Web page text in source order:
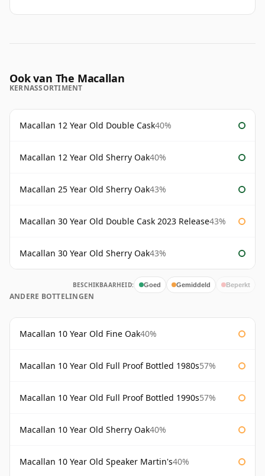
Ook van The Macallan
KERNASSORTIMENT
Macallan 12 Year Old Double Cask40%
Macallan 12 Year Old Sherry Oak40%
Macallan 25 Year Old Sherry Oak43%
Macallan 30 Year Old Double Cask 2023 Release43%
Macallan 30 Year Old Sherry Oak43%
BESCHIKBAARHEID: Goed Gemiddeld Beperkt
ANDERE BOTTELINGEN
Macallan 10 Year Old Fine Oak40%
Macallan 10 Year Old Full Proof Bottled 1980s57%
Macallan 10 Year Old Full Proof Bottled 1990s57%
Macallan 10 Year Old Sherry Oak40%
Macallan 10 Year Old Speaker Martin's40%